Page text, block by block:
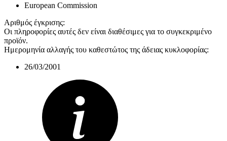
European Commission
Αριθμός έγκρισης:
Οι πληροφορίες αυτές δεν είναι διαθέσιμες για το συγκεκριμένο
προϊόν.
Ημερομηνία αλλαγής του καθεστώτος της άδειας κυκλοφορίας:
26/03/2001